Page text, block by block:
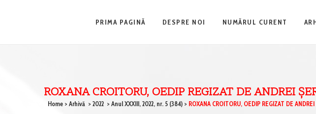
PRIMA PAGINĂ DESPRE NOI NUMĂRUL CURENT
ROXANA CROITORU, OEDIP REGIZAT DE ANDREI
Home> Arhivă > 2022 > Anul XXXIII, 2022, nr. 5 (384)> ROXANA CROITORU, OEDIP REGIZAT DE ANDREI